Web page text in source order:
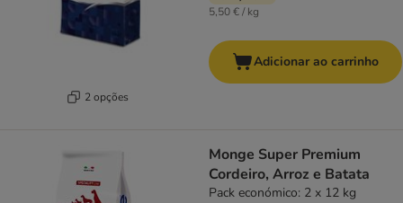
2 opções
5,50 € / kg
Adicionar ao carrinho
Monge Super Premium
Cordeiro, Arroz e Batata
Pack económico: 2 x 12 kg